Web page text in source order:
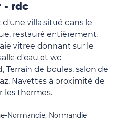
- rdc
villa situé dans le
restauré entièrement,
vitrée donnant sur le
d'eau et wc
Terrain de boules, salon de
Navettes à proximité de
les thermes.
Normandie, Normandie